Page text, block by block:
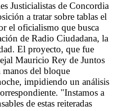
Justicialistas de Concordia
a tratar sobre tablas el
el oficialismo que busca
de Radio Ciudadana, la
El proyecto, que fue
Mauricio Rey de Juntos
del bloque
impidiendo un análisis
"Instamos a
de estas reiteradas